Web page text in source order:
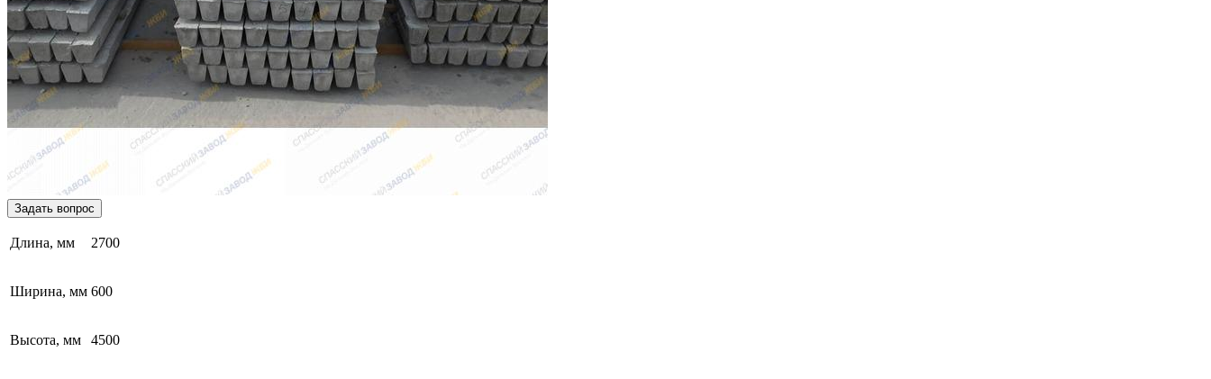
Задать вопрос
Длина, мм 2700
Ширина, мм 600
Высота, мм 4500